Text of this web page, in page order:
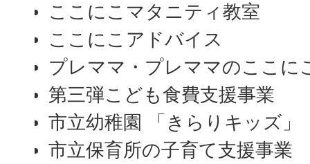
ここにこマタニティ教室
ここにこアドバイス
プレママ・プレママのここに
第三弾こども食費支援事業
市立幼稚園 「きらりキッズ」
市立保育所の子育て支援事業